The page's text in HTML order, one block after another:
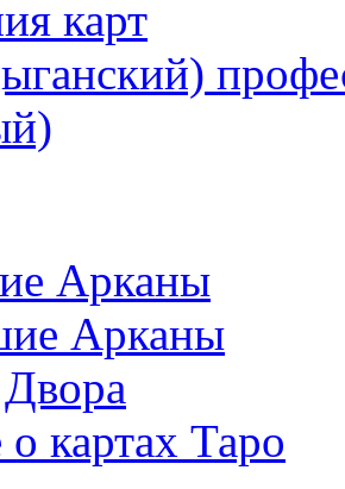
карт
Арканы
Арканы
о картах Таро